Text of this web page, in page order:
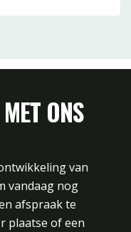
ONS
van
vandaag nog
afspraak te
plaatse of een